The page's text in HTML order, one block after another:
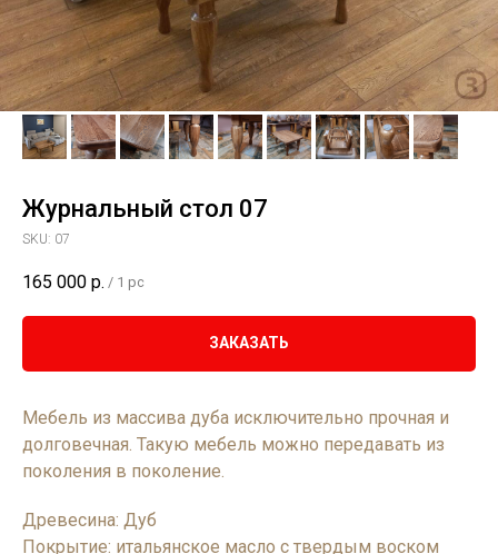
Журнальный стол 07
SKU: 07
165 000 р. / 1 pc
ЗАКАЗАТЬ
Мебель из массива дуба исключительно прочная и
долговечная. Такую мебель можно передавать из
поколения в поколение.
Древесина: Дуб
Покрытие: итальянское масло с твердым воском